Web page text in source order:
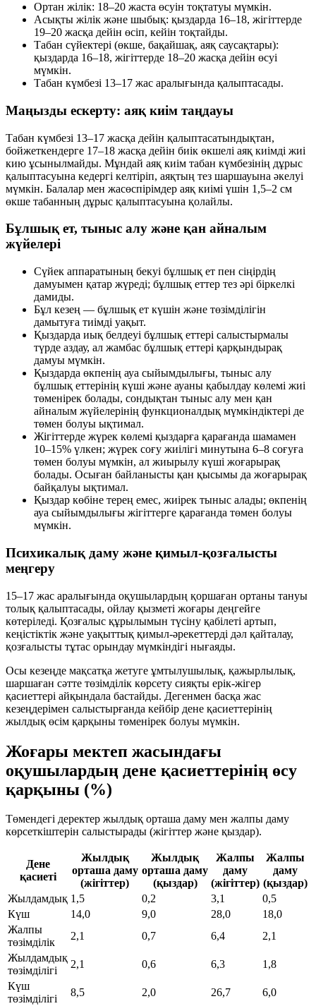
Ортан жілік: 18–20 жаста өсуін тоқтатуы мүмкін.
Асықты жілік және шыбық: қыздарда 16–18, жігіттерде
19–20 жасқа дейін өсіп, кейін тоқтайды.
Табан сүйектері (өкше, бақайшақ, аяқ саусақтары):
қыздарда 16–18, жігіттерде 18–20 жасқа дейін өсуі
мүмкін.
Табан күмбезі 13–17 жас аралығында қалыптасады.
Маңызды ескерту: аяқ киім таңдауы
Табан күмбезі 13–17 жасқа дейін қалыптасатындықтан,
бойжеткендерге 17–18 жасқа дейін биік өкшелі аяқ киімді жиі
кию ұсынылмайды. Мұндай аяқ киім табан күмбезінің дұрыс
қалыптасуына кедергі келтіріп, аяқтың тез шаршауына әкелуі
мүмкін. Балалар мен жасөспірімдер аяқ киімі үшін 1,5–2 см
өкше табанның дұрыс қалыптасуына қолайлы.
Бұлшық ет, тыныс алу және қан айналым
жүйелері
Сүйек аппаратының бекуі бұлшық ет пен сіңірдің
дамуымен қатар жүреді; бұлшық еттер тез әрі біркелкі
дамиды.
Бұл кезең — бұлшық ет күшін және төзімділігін
дамытуға тиімді уақыт.
Қыздарда иық белдеуі бұлшық еттері салыстырмалы
түрде аздау, ал жамбас бұлшық еттері қарқындырақ
дамуы мүмкін.
Қыздарда өкпенің ауа сыйымдылығы, тыныс алу
бұлшық еттерінің күші және ауаны қабылдау көлемі жиі
төменірек болады, сондықтан тыныс алу мен қан
айналым жүйелерінің функционалдық мүмкіндіктері де
төмен болуы ықтимал.
Жігіттерде жүрек көлемі қыздарға қарағанда шамамен
10–15% үлкен; жүрек соғу жиілігі минутына 6–8 соғуға
төмен болуы мүмкін, ал жиырылу күші жоғарырақ
болады. Осыған байланысты қан қысымы да жоғарырақ
байқалуы ықтимал.
Қыздар көбіне терең емес, жиірек тыныс алады; өкпенің
ауа сыйымдылығы жігіттерге қарағанда төмен болуы
мүмкін.
Психикалық даму және қимыл-қозғалысты
меңгеру
15–17 жас аралығында оқушылардың қоршаған ортаны тануы
толық қалыптасады, ойлау қызметі жоғары деңгейге
көтеріледі. Қозғалыс құрылымын түсіну қабілеті артып,
кеңістіктік және уақыттық қимыл-әрекеттерді дәл қайталау,
қозғалысты тұтас орындау мүмкіндігі нығаяды.
Осы кезеңде мақсатқа жетуге ұмтылушылық, қажырлылық,
шаршаған сәтте төзімділік көрсету сияқты ерік-жігер
қасиеттері айқындала бастайды. Дегенмен басқа жас
кезеңдерімен салыстырғанда кейбір дене қасиеттерінің
жылдық өсім қарқыны төменірек болуы мүмкін.
Жоғары мектеп жасындағы
оқушылардың дене қасиеттерінің өсу
қарқыны (%)
Төмендегі деректер жылдық орташа даму мен жалпы даму
көрсеткіштерін салыстырады (жігіттер және қыздар).
Дене
қасиеті
Жылдық
орташа даму
(жігіттер)
Жылдық
орташа даму
(қыздар)
Жалпы
даму
(жігіттер)
Жалпы
даму
(қыздар)
Жылдамдық 1,5 0,2 3,1
0,5
Күш
14,0 9,0 28,0
18,0
Жалпы
төзімділік
2,1 0,7 6,4
2,1
Жылдамдық
төзімділігі
2,1 0,6 6,3
1,8
Күш
төзімділігі
8,5 2,0 26,7 6,0